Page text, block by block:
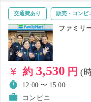
交通費あり 販売・コンビ
ファミリ
約 3,530 円(
12:00 〜 15:00
コンビニ